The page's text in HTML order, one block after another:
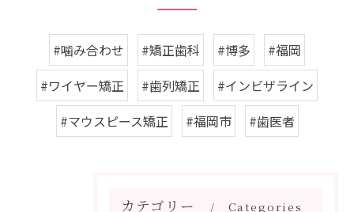
#噛み合わせ #矯正歯科 #博多
#福岡
#ワイヤー矯正
#歯列矯正
#インビザライン
#マウスピース矯正
#福岡市 #歯医者
カテゴリー Categories